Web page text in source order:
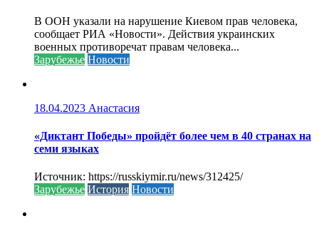
В ООН указали на нарушение Киевом прав человека,
сообщает РИА «Новости». Действия украинских
военных противоречат правам человека...
Зарубежье Новости
18.04.2023 Анастасия
«Диктант Победы» пройдёт более чем в 40 странах на
семи языках
Источник: https://russkiymir.ru/news/312425/
Зарубежье История Новости